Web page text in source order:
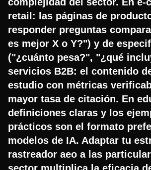
retail: las páginas de
responder preguntas
es mejor X o Y?") y de
("¿cuánto pesa?", "¿qué
servicios B2B: el contenido
estudio con métricas
mayor tasa de citación. En
definiciones claras y los
prácticos son el formato
modelos de IA. Adaptar tu
rastreador aeo a las